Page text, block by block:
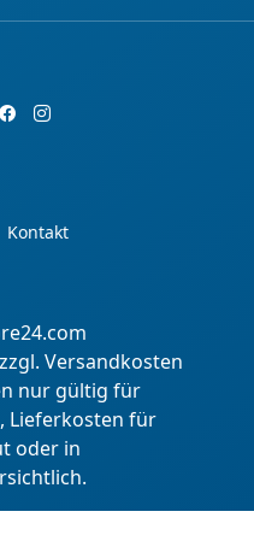
Kontakt
Versandkosten
nur gültig für
Lieferkosten für
oder in